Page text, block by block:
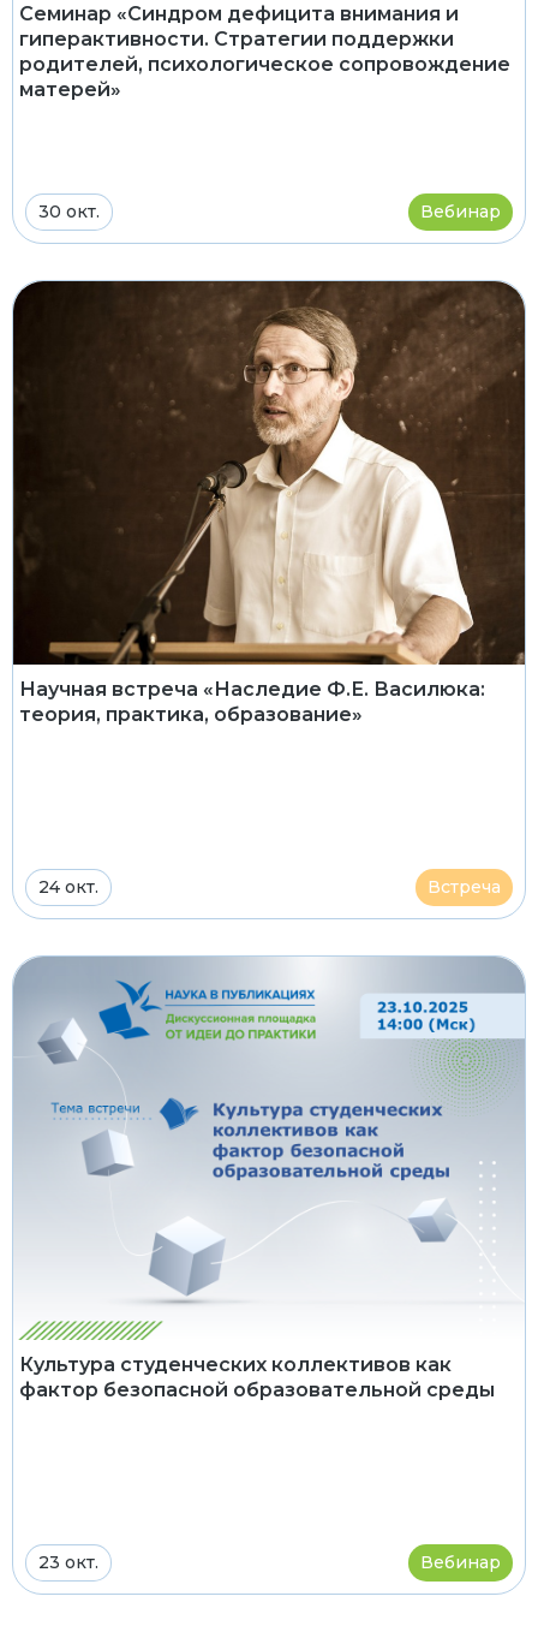
Семинар «Синдром дефицита внимания и
гиперактивности. Стратегии поддержки
родителей, психологическое сопровождение
матерей»
30 окт. Вебинар
Научная встреча «Наследие Ф.Е. Василюка:
теория, практика, образование»
24 окт. Встреча
Культура студенческих коллективов как
фактор безопасной образовательной среды
23 окт. Вебинар